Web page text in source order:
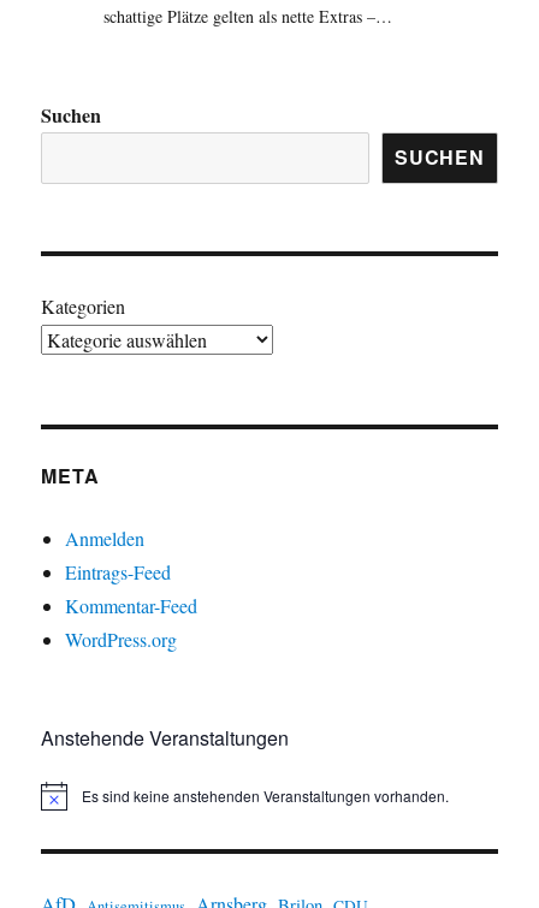
schattige Plätze gelten als nette Extras –…
Suchen
SUCHEN
Kategorien
META
Anmelden
Eintrags-Feed
Kommentar-Feed
WordPress.org
Anstehende Veranstaltungen
H
w
Es sind keine anstehenden Veranstaltungen vorhanden.